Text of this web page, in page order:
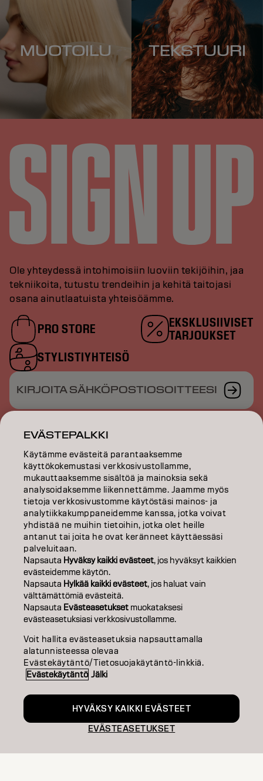
MUOTOILU TEKSTUURI
Ole yhteydessä intohimoisiin luoviin tekijöihin, jaa
tekniikoita, tutustu trendeihin ja kehitä taitojasi
osana ainutlaatuista yhteisöämme.
PRO STORE
EKSKLUSIIVISET
TARJOUKSET
STYLISTIYHTEISÖ
KIRJOITA SÄHKÖPOSTIOSOITTEESI
VÄRI
HOITO
TEKSTUURI
MUOTOILU
INSPIRAATIO
KOULUTUS
TIETOA MEISTÄ
SALON FINDER
RYHDY KUMPPANIKSI
TietosuojakäytäntöEvästekäytäntö
EVÄSTEPALKKI
Käytämme evästeitä parantaaksemme
käyttökokemustasi verkkosivustollamme,
mukauttaaksemme sisältöä ja mainoksia sekä
analysoidaksemme liikennettämme. Jaamme myös
tietoja verkkosivustomme käytöstäsi mainos- ja
analytiikkakumppaneidemme kanssa, jotka voivat
yhdistää ne muihin tietoihin, jotka olet heille
antanut tai joita he ovat keränneet käyttäessäsi
palveluitaan.
Napsauta Hyväksy kaikki evästeet, jos hyväksyt kaikkien
evästeidemme käytön.
Napsauta Hylkää kaikki evästeet, jos haluat vain
välttämättömiä evästeitä.
Napsauta Evästeasetukset muokataksesi
evästeasetuksiasi verkkosivustollamme.
Voit hallita evästeasetuksia napsauttamalla
alatunnisteessa olevaa
Evästekäytäntö/Tietosuojakäytäntö-linkkiä.
Evästekäytäntö Jälki
EVÄSTEASETUKSET
HYVÄKSY KAIKKI EVÄSTEET